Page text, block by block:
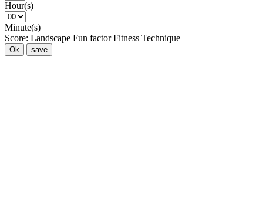
Hour(s)
Minute(s)
Score: Landscape Fun factor Fitness Technique
Ok save